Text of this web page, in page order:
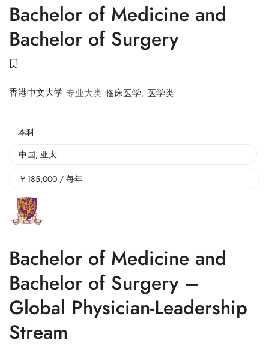
Bachelor of Medicine and
Bachelor of Surgery
香港中文大学 专业大类 临床医学, 医学类
本科
中国, 亚太
￥ 185,000 / 每年
Bachelor of Medicine and
Bachelor of Surgery –
Global Physician-Leadership
Stream